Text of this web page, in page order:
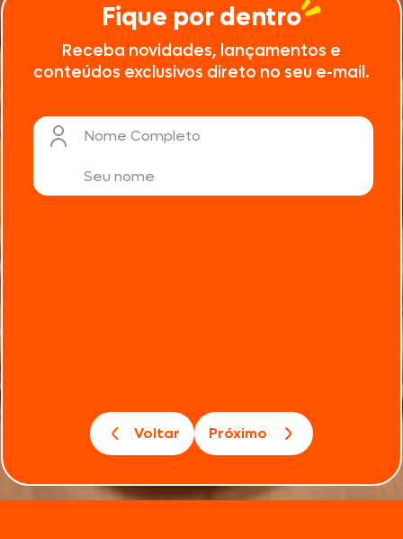
Fique por dentro
Receba novidades, lançamentos e
conteúdos exclusivos direto no seu e-mail.
Nome Completo
Voltar Próximo